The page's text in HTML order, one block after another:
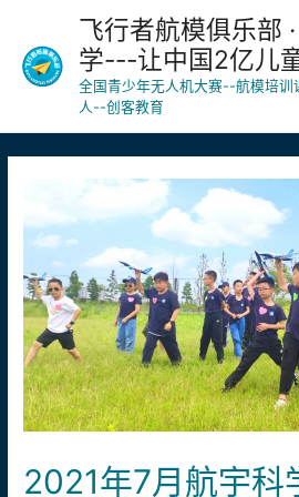
飞行者航模俱乐部
学---让中国2亿儿
全国青少年无人机大赛--航模培
人--创客教育
2021年7月航宇科